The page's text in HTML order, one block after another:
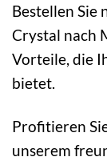
Bestellen Sie
Crystal nach
Vorteile, die
bietet.
Profitieren
unserem